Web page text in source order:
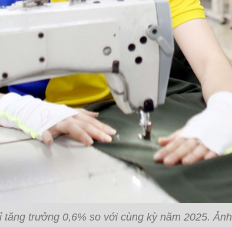
trưởng 0,6% so với cùng kỳ năm 2025. Ảnh